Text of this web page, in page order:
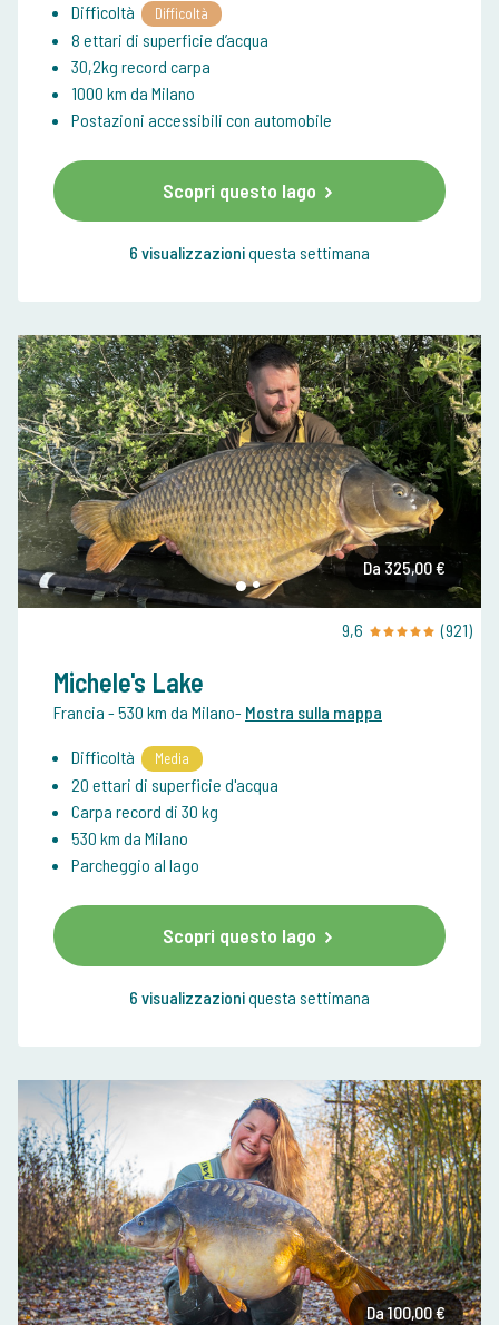
Difficoltà Difficoltà
8 ettari di superficie d’acqua
30,2kg record carpa
1000 km da Milano
Postazioni accessibili con automobile
Scopri questo lago
6 visualizzazioniquesta settimana
Da 325,00 €
9,6 (921)
Michele's Lake
Francia - 530 km da Milano- Mostra sulla mappa
Difficoltà Media
20 ettari di superficie d'acqua
Carpa record di 30 kg
530 km da Milano
Parcheggio al lago
Scopri questo lago
6 visualizzazioniquesta settimana
Da 100,00 €